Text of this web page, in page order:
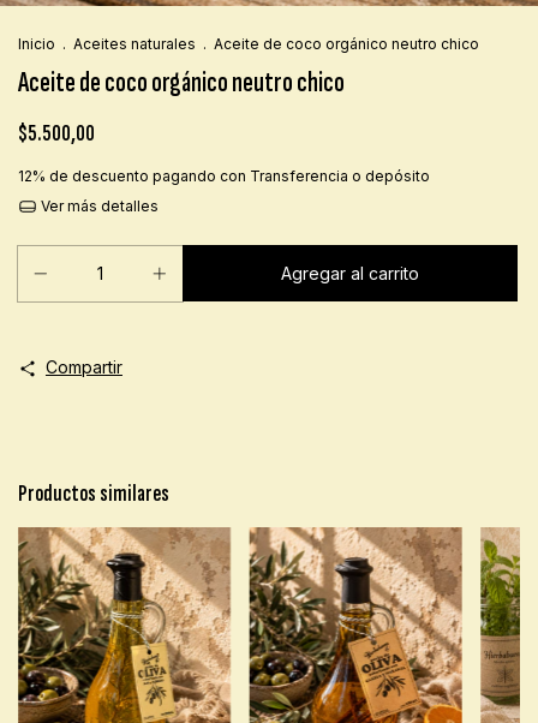
Inicio . Aceites naturales . Aceite de coco orgánico neutro chico
Aceite de coco orgánico neutro chico
$5.500,00
12% de descuento pagando con Transferencia o depósito
Ver más detalles
Compartir
Productos similares